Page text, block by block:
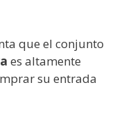
que el conjunto
es altamente
su entrada